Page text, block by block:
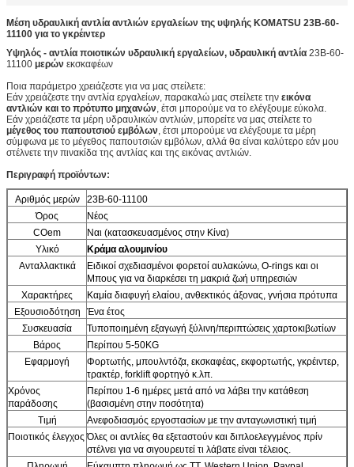
Μέση υδραυλική αντλία αντλιών εργαλείων της υψηλής KOMATSU 23B-60-
11100 για το γκρέιντερ
Υψηλός - αντλία ποιοτικών υδραυλική εργαλείων, υδραυλική αντλία 23B-60-
11100 μερών εκσκαφέων
Ποια παράμετρο χρειάζεστε για να μας στείλετε:
Εάν χρειάζεστε την αντλία εργαλείων, παρακαλώ μας στείλετε την εικόνα
αντλιών και το πρότυπο μηχανών, έτσι μπορούμε να το ελέγξουμε εύκολα.
Εάν χρειάζεστε τα μέρη υδραυλικών αντλιών, μπορείτε να μας στείλετε το
μέγεθος του παπουτσιού εμβόλων, έτσι μπορούμε να ελέγξουμε τα μέρη
σύμφωνα με το μέγεθος παπουτσιών εμβόλων, αλλά θα είναι καλύτερο εάν μου
στέλνετε την πινακίδα της αντλίας και της εικόνας αντλιών.
Περιγραφή προϊόντων:
Αριθμός μερών
23B-60-11100
Όρος
Νέος
COem
Ναι (κατασκευασμένος στην Κίνα)
Υλικό
Κράμα αλουμινίου
Ανταλλακτικά
Ειδικοί σχεδιασμένοι φορετοί αυλακώνω, O-rings και οι
Μπους για να διαρκέσει τη μακριά ζωή υπηρεσιών
Χαρακτήρες
Καμία διαφυγή ελαίου, ανθεκτικός άξονας, γνήσια πρότυπα
Εξουσιοδότηση
Ένα έτος
Συσκευασία
Τυποποιημένη εξαγωγή ξύλινη/περιπτώσεις χαρτοκιβωτίων
Βάρος
Περίπου 5-50KG
Εφαρμογή
Φορτωτής, μπουλντόζα, εκσκαφέας, εκφορτωτής, γκρέιντερ,
τρακτέρ, forklift φορτηγό κ.λπ.
Χρόνος
παράδοσης
Περίπου 1-6 ημέρες μετά από να λάβει την κατάθεση
(βασισμένη στην ποσότητα)
Τιμή
Ανεφοδιασμός εργοστασίων με την ανταγωνιστική τιμή
Ποιοτικός έλεγχος Όλες οι αντλίες θα εξεταστούν και διπλοελεγγμένος πρίν
στέλνει για να σιγουρευτεί τι λάβατε είναι τέλειος.